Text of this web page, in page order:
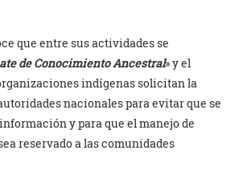
que entre sus actividades se
de Conocimiento Ancestral» y el
indígenas solicitan la
nacionales para evitar que se
y para que el manejo de
reservado a las comunidades